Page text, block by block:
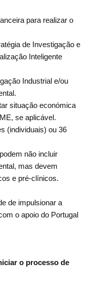
para realizar o
de Investigação e
Inteligente
Industrial e/ou
situação económica
se aplicável.
(individuais) ou 36
não incluir
mas devem
e pré-clínicos.
de impulsionar a
o apoio do Portugal
o processo de